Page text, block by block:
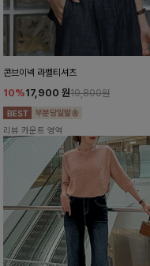
콘브이넥 라벨티셔츠
10%17,900 원19,800원
리뷰 카운트 영역